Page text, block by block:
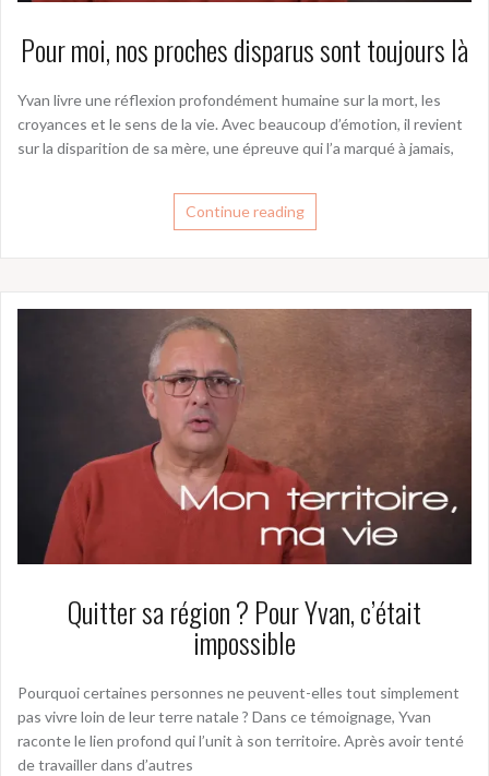
Pour moi, nos proches disparus sont toujours là
Yvan livre une réflexion profondément humaine sur la mort, les
croyances et le sens de la vie. Avec beaucoup d’émotion, il revient
sur la disparition de sa mère, une épreuve qui l’a marqué à jamais,
Continue reading
Quitter sa région ? Pour Yvan, c’était
impossible
Pourquoi certaines personnes ne peuvent-elles tout simplement
pas vivre loin de leur terre natale ? Dans ce témoignage, Yvan
raconte le lien profond qui l’unit à son territoire. Après avoir tenté
de travailler dans d’autres